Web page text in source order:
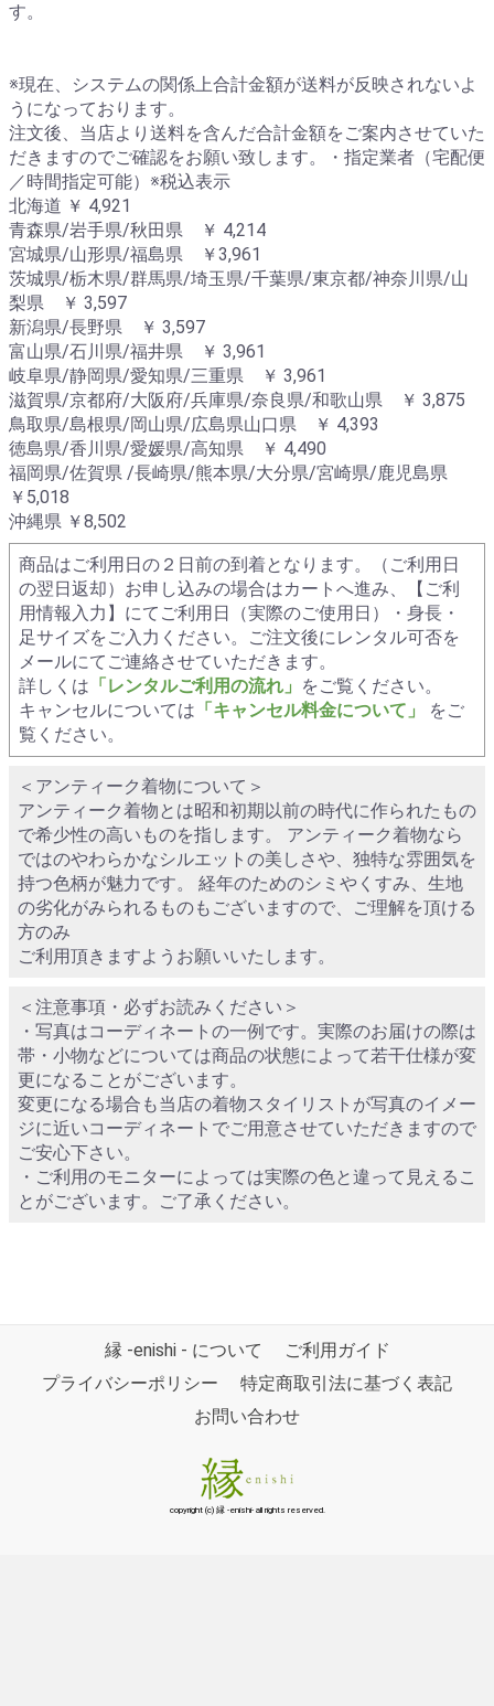
す。
※現在、システムの関係上合計金額が送料が反映されないよ
うになっております。
注文後、当店より送料を含んだ合計金額をご案内させていた
だきますのでご確認をお願い致します。・指定業者（宅配便
／時間指定可能）※税込表示
北海道 ￥ 4,921
青森県/岩手県/秋田県 ￥ 4,214
宮城県/山形県/福島県 ￥3,961
茨城県/栃木県/群馬県/埼玉県/千葉県/東京都/神奈川県/山
梨県 ￥ 3,597
新潟県/長野県 ￥ 3,597
富山県/石川県/福井県 ￥ 3,961
岐阜県/静岡県/愛知県/三重県 ￥ 3,961
滋賀県/京都府/大阪府/兵庫県/奈良県/和歌山県 ￥ 3,875
鳥取県/島根県/岡山県/広島県山口県 ￥ 4,393
徳島県/香川県/愛媛県/高知県 ￥ 4,490
福岡県/佐賀県 /長崎県/熊本県/大分県/宮崎県/鹿児島県
￥5,018
沖縄県 ￥8,502
商品はご利用日の２日前の到着となります。（ご利用日
の翌日返却）お申し込みの場合はカートへ進み、【ご利
用情報入力】にてご利用日（実際のご使用日）・身長・
足サイズをご入力ください。ご注文後にレンタル可否を
メールにてご連絡させていただきます。
詳しくは 「レンタルご利用の流れ」 をご覧ください。
キャンセルについては 「キャンセル料金について」
をご
覧ください。
＜アンティーク着物について＞
アンティーク着物とは昭和初期以前の時代に作られたもの
で希少性の高いものを指します。 アンティーク着物なら
ではのやわらかなシルエットの美しさや、独特な雰囲気を
持つ色柄が魅力です。 経年のためのシミやくすみ、生地
の劣化がみられるものもございますので、ご理解を頂ける
方のみ
ご利用頂きますようお願いいたします。
＜注意事項・必ずお読みください＞
・写真はコーディネートの一例です。実際のお届けの際は
帯・小物などについては商品の状態によって若干仕様が変
更になることがございます。
変更になる場合も当店の着物スタイリストが写真のイメー
ジに近いコーディネートでご用意させていただきますので
ご安心下さい。
・ご利用のモニターによっては実際の色と違って見えるこ
とがございます。ご了承ください。
縁 -enishi - について
ご利用ガイド
プライバシーポリシー
特定商取引法に基づく表記
お問い合わせ
copyright (c) 縁 -enishi- all rights reserved.